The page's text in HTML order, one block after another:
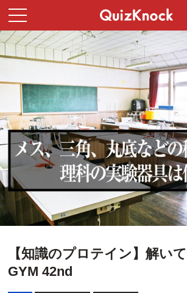
【知識のプロテイン】解い
GYM 42nd